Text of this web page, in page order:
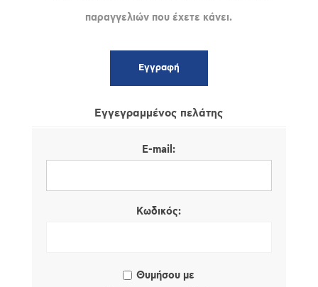
παραγγελιών που έχετε κάνει.
Εγγεγραμμένος πελάτης
E-mail:
Κωδικός:
Θυμήσου με